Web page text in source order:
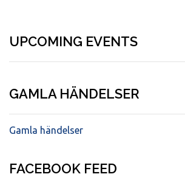
UPCOMING EVENTS
GAMLA HÄNDELSER
Gamla händelser
FACEBOOK FEED